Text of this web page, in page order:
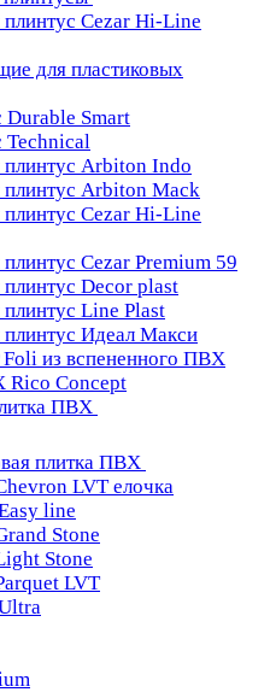
Cezar Hi-Line
для пластиковых
Smart
Technical
плинтус Arbiton Indo
плинтус Arbiton Mack
Cezar Hi-Line
Cezar Premium 59
Decor plast
Line Plast
плинтус Идеал Макси
Foli из вспененного ПВХ
Rico Concept
ПВХ
плитка ПВХ
LVT елочка
line
Stone
Stone
LVT